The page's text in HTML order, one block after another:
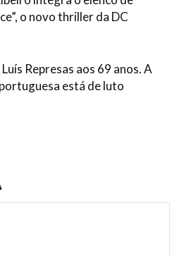
o novo thriller da DC
Represas aos 69 anos. A
está de luto